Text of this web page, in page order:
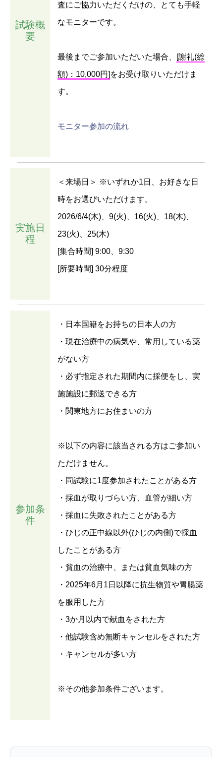
試験概
要
査にご協力いただくだけの、とても手軽
なモニターです。
最後までご参加いただいた場合、 [謝礼(総
額)：10,000円] をお受け取りいただけま
す。
モニター参加の流れ
実施日
程
＜来場日＞ ※いずれか1日、お好きな日
時をお選びいただけます。
2026/6/4(木)、9(火)、16(火)、18(木)、
23(火)、25(木)
[集合時間] 9:00、9:30
[所要時間] 30分程度
参加条
件
・日本国籍をお持ちの日本人の方
・現在治療中の病気や、常用している薬
がない方
・必ず指定された期間内に採便をし、実
施施設に郵送できる方
・関東地方にお住まいの方
※以下の内容に該当される方はご参加い
ただけません。
・同試験に1度参加されたことがある方
・採血が取りづらい方、血管が細い方
・採血に失敗されたことがある方
・ひじの正中線以外(ひじの内側)で採血
したことがある方
・貧血の治療中、または貧血気味の方
・2025年6月1日以降に抗生物質や胃腸薬
を服用した方
・3か月以内で献血をされた方
・他試験含め無断キャンセルをされた方
・キャンセルが多い方
※その他参加条件ございます。